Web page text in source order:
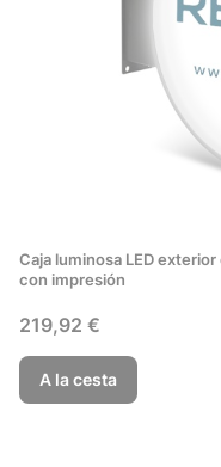
Caja luminosa LED
con impresión
Precio
219,92 €
A la cesta